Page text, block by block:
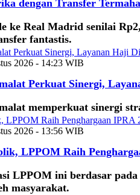
dengan Transfer
ke Real Madrid senilai
fantastis.
2026 - 14:23 WIB
Perkuat Sinergi,
memperkuat sinergi
2026 - 13:56 WIB
LPPOM Raih
LPPOM ini berdasar
masyarakat.